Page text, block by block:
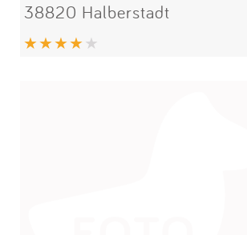
38820 Halberstadt